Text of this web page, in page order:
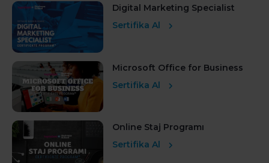
Digital Marketing Specialist
Sertifika Al
Microsoft Office for Business
Sertifika Al
Online Staj Programı
Sertifika Al